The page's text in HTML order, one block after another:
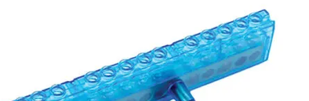
کنترل فاز
تابلو، تقسیم و تجهیزات تابلو برق